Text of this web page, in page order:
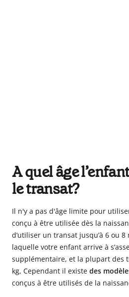
A quel âge
le transat?
Il n'y a pas d'âge limite pour
conçu à être utilisée dès la
d’utiliser un transat jusqu’à 6 ou
laquelle votre enfant arrive à
supplémentaire, et la plupart des
kg, Cependant il existe des
conçus à être utilisés de la